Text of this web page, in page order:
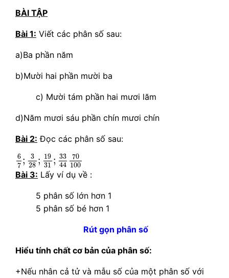
BÀI TẬP
Bài 1: Viết các phân số sau:
a)Ba phần năm
b)Mười hai phần mười ba
c) Mười tám phần hai mươi lăm
d)Năm mươi sáu phần chín mươi chín
Bài 2: Đọc các phân số sau:
6
7 ;
3
28 ; 19
31 ; 33
44
70
100
6 3 28; 1931;33
Bài 3: Lấy ví dụ về :
5 phân số lớn hơn 1
5 phân số bé hơn 1
Rút gọn phân số
Hiểu tính chất cơ bản của phân số:
+Nếu nhân cả tử và mẫu số của một phân số với